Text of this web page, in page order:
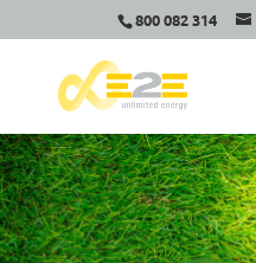
800 082 314